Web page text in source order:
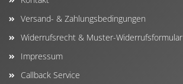
Versand- & Zahlungsbedingungen
Widerrufsrecht & Muster-Widerrufsformular
Impressum
Callback Service